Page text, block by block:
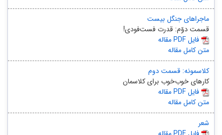
ماجراهای جنگل بیست
قسمت دوّم: قدرت فست‌فودی!
مقاله PDF فایل
متن کامل مقاله
کلاسمونه: قسمت دوم
کارهای خوب‌خوب برای کلاسمان
مقاله PDF فایل
متن کامل مقاله
شعر